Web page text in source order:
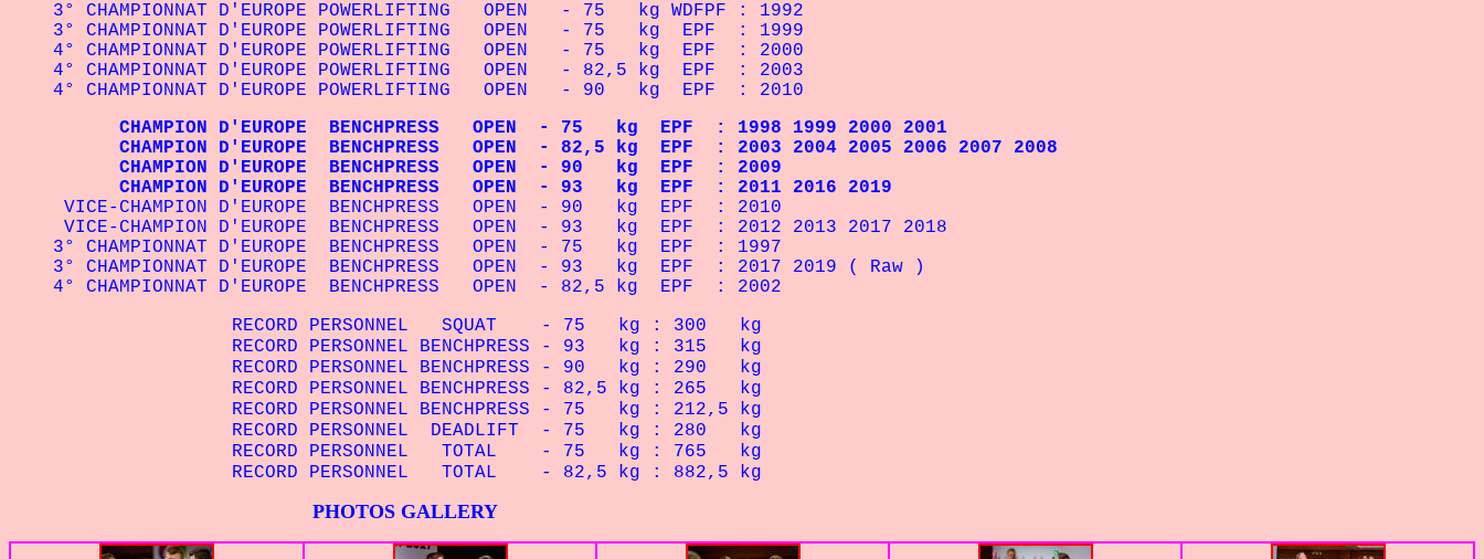
3° CHAMPIONNAT D'EUROPE POWERLIFTING OPEN - 75 kg WDFPF : 1992
3° CHAMPIONNAT D'EUROPE POWERLIFTING OPEN - 75 kg EPF : 1999
4° CHAMPIONNAT D'EUROPE POWERLIFTING OPEN - 75 kg EPF : 2000
4° CHAMPIONNAT D'EUROPE POWERLIFTING OPEN - 82,5 kg EPF : 2003
4° CHAMPIONNAT D'EUROPE POWERLIFTING OPEN - 90 kg EPF : 2010
CHAMPION D'EUROPE BENCHPRESS OPEN - 75 kg EPF : 1998 1999 2000 2001
CHAMPION D'EUROPE BENCHPRESS OPEN - 82,5 kg EPF : 2003 2004 2005 2006 2007 2008
CHAMPION D'EUROPE BENCHPRESS OPEN - 90 kg EPF : 2009
CHAMPION D'EUROPE BENCHPRESS OPEN - 93 kg EPF : 2011 2016 2019
VICE-CHAMPION D'EUROPE BENCHPRESS OPEN - 90 kg EPF : 2010
VICE-CHAMPION D'EUROPE BENCHPRESS OPEN - 93 kg EPF : 2012 2013 2017 2018
3° CHAMPIONNAT D'EUROPE BENCHPRESS OPEN - 75 kg EPF : 1997
3° CHAMPIONNAT D'EUROPE BENCHPRESS OPEN - 93 kg EPF : 2017 2019 ( Raw )
4° CHAMPIONNAT D'EUROPE BENCHPRESS OPEN - 82,5 kg EPF : 2002
RECORD PERSONNEL SQUAT - 75 kg : 300 kg
RECORD PERSONNEL BENCHPRESS - 93 kg : 315 kg
RECORD PERSONNEL BENCHPRESS - 90 kg : 290 kg
RECORD PERSONNEL BENCHPRESS - 82,5 kg : 265 kg
RECORD PERSONNEL BENCHPRESS - 75 kg : 212,5 kg
RECORD PERSONNEL DEADLIFT - 75 kg : 280 kg
RECORD PERSONNEL TOTAL - 75 kg : 765 kg
RECORD PERSONNEL TOTAL - 82,5 kg : 882,5 kg
PHOTOS GALLERY